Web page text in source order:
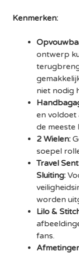
Kenmerken:
ontwerp
niet nodig
en voldoet
de meeste
2 Wielen:
soepel
Travel
Sluiting:
worden
Lilo &
fans.